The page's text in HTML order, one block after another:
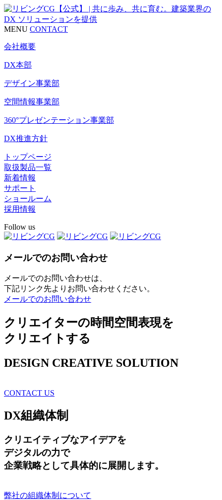
MENU CONTACT
会社概要
DX本部
デザイン事業部
空間情報事業部
360°プレゼンテーション事業部
DX推進方針
トップページ
取扱製品一覧
新着情報
サポート
ショールーム
採用情報
Follow us
メールでのお問い合わせ
メールでのお問い合わせは、
下記リンク先よりお問い合わせください。
メールでのお問い合わせ
クリエイターの時間空間表現を
クリエイトする
DESIGN CREATIVE SOLUTION
CONTACT US
DX組織体制
クリエイティブなアイデアを
デジタルの力で
企業戦略として具体的に展開します。
弊社の組織体制について